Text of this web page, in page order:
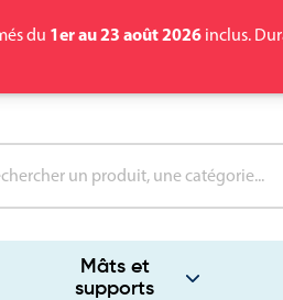
du 1er au 23 août 2026 inclus.
Mâts et
supports